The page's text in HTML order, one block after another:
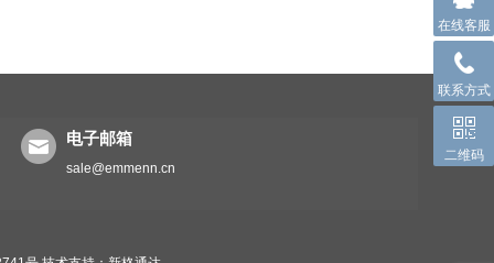
电子邮箱
sale@emmenn.cn
在线客服
联系方式
二维码